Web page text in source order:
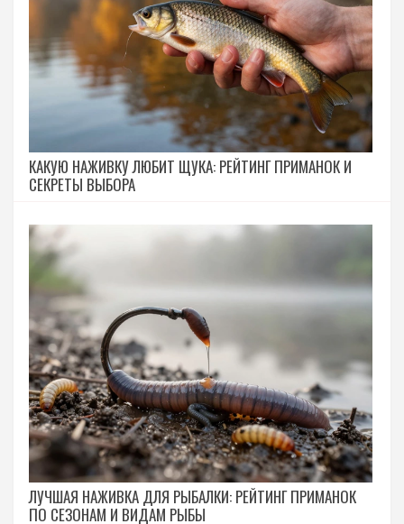
КАКУЮ НАЖИВКУ ЛЮБИТ ЩУКА: РЕЙТИНГ ПРИМАНОК И
СЕКРЕТЫ ВЫБОРА
ЛУЧШАЯ НАЖИВКА ДЛЯ РЫБАЛКИ: РЕЙТИНГ ПРИМАНОК
ПО СЕЗОНАМ И ВИДАМ РЫБЫ